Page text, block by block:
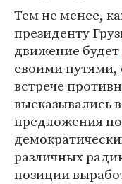
Тем не менее,
президенту
движение будет
своими путями,
встрече
высказывались
предложения
различных
позиции